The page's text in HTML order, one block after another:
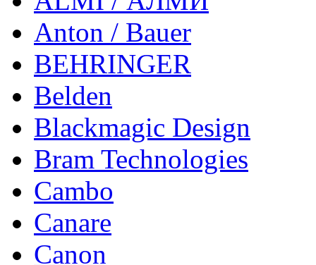
Anton / Bauer
BEHRINGER
Belden
Blackmagic Design
Bram Technologies
Cambo
Canare
Canon